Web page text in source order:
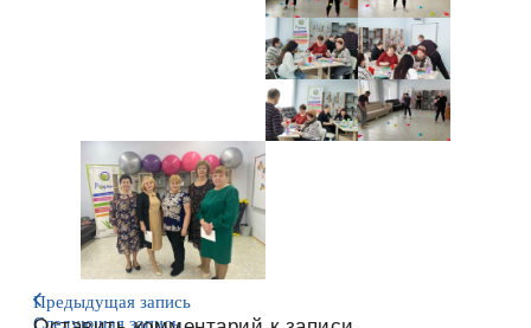
Предыдущая запись
Следующая запись